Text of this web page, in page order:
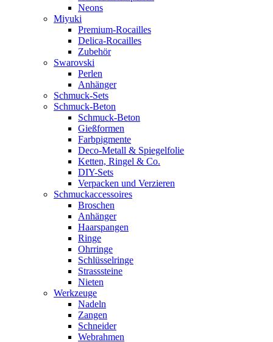
Neons
Miyuki
Premium-Rocailles
Delica-Rocailles
Zubehör
Swarovski
Perlen
Anhänger
Schmuck-Sets
Schmuck-Beton
Schmuck-Beton
Gießformen
Farbpigmente
Deco-Metall & Spiegelfolie
Ketten, Ringel & Co.
DIY-Sets
Verpacken und Verzieren
Schmuckaccessoires
Broschen
Anhänger
Haarspangen
Ringe
Ohrringe
Schlüsselringe
Strasssteine
Nieten
Werkzeuge
Nadeln
Zangen
Schneider
Webrahmen